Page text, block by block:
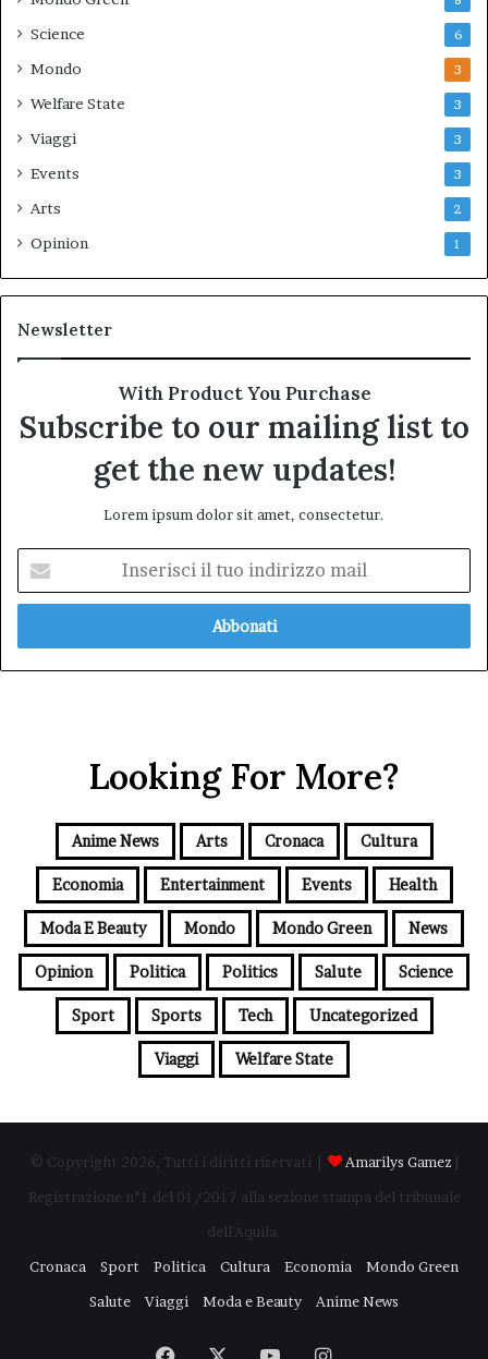
Science 6
Mondo 3
Welfare State 3
Viaggi 3
Events 3
Arts 2
Opinion 1
Newsletter
With Product You Purchase
Subscribe to our mailing list to
get the new updates!
Lorem ipsum dolor sit amet, consectetur.
tuo
mail
Looking For More?
Anime News Arts Cronaca Cultura
Economia Entertainment Events Health
Moda E Beauty Mondo Mondo Green News
Opinion Politica Politics Salute Science
Sport Sports Tech Uncategorized
Viaggi Welfare State
© Copyright 2026, Tutti i diritti riservati | Amarilys Gamez
Registrazione n°1 del 01/2017 alla sezione stampa del tribunale
dell'Aquila.
Cronaca
Sport Politica Cultura Economia
Mondo Green
Salute
Viaggi Moda e Beauty Anime News